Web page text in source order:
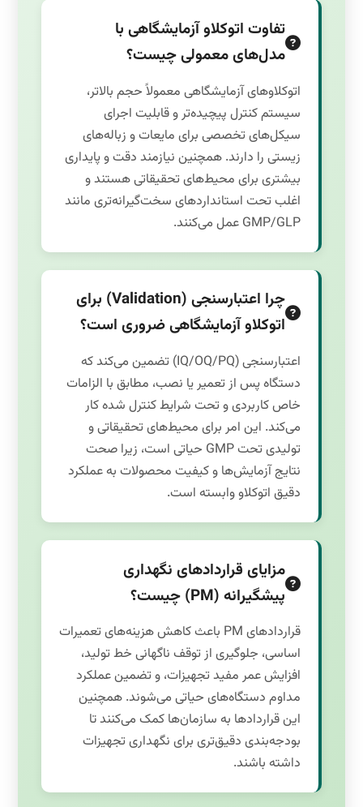
تفاوت اتوکلاو آزمایشگاهی با
مدل‌های معمولی چیست؟
اتوکلاوهای آزمایشگاهی معمولاً حجم بالاتر،
سیستم کنترل پیچیده‌تر و قابلیت اجرای
سیکل‌های تخصصی برای مایعات و زباله‌های
زیستی را دارند. همچنین نیازمند دقت و پایداری
بیشتری برای محیط‌های تحقیقاتی هستند و
اغلب تحت استانداردهای سخت‌گیرانه‌تری مانند
GMP/GLP عمل می‌کنند.
چرا اعتبارسنجی (Validation) برای
اتوکلاو آزمایشگاهی ضروری است؟
اعتبارسنجی (IQ/OQ/PQ) تضمین می‌کند که
دستگاه پس از تعمیر یا نصب، مطابق با الزامات
خاص کاربردی و تحت شرایط کنترل شده کار
می‌کند. این امر برای محیط‌های تحقیقاتی و
تولیدی تحت GMP حیاتی است، زیرا صحت
نتایج آزمایش‌ها و کیفیت محصولات به عملکرد
دقیق اتوکلاو وابسته است.
مزایای قراردادهای نگهداری
پیشگیرانه (PM) چیست؟
قراردادهای PM باعث کاهش هزینه‌های تعمیرات
اساسی، جلوگیری از توقف ناگهانی خط تولید،
افزایش عمر مفید تجهیزات، و تضمین عملکرد
مداوم دستگاه‌های حیاتی می‌شوند. همچنین
این قراردادها به سازمان‌ها کمک می‌کنند تا
بودجه‌بندی دقیق‌تری برای نگهداری تجهیزات
داشته باشند.